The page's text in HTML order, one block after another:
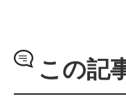
この記